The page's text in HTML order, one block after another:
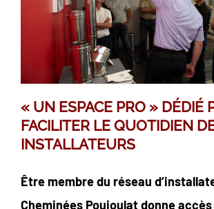
« UN ESPACE PRO » DÉDIÉ
FACILITER LE QUOTIDIEN
INSTALLATEURS
Être membre du réseau
Cheminées Poujoulat donne